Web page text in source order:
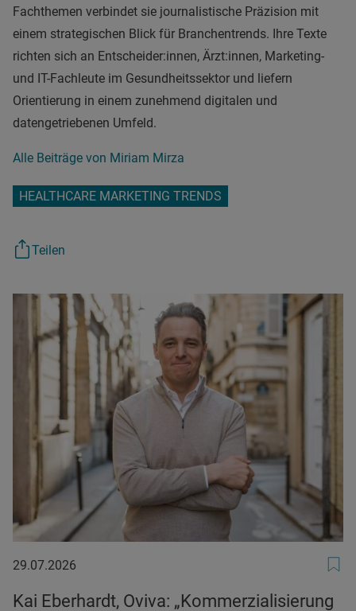
Fachthemen verbindet sie journalistische Präzision mit
einem strategischen Blick für Branchentrends. Ihre Texte
richten sich an Entscheider:innen, Ärzt:innen, Marketing-
und IT-Fachleute im Gesundheitssektor und liefern
Orientierung in einem zunehmend digitalen und
datengetriebenen Umfeld.
Alle Beiträge von Miriam Mirza
HEALTHCARE MARKETING TRENDS
Teilen
29.07.2026
29.07.2026
Kai Eberhardt, Oviva: „Kommerzialisierung